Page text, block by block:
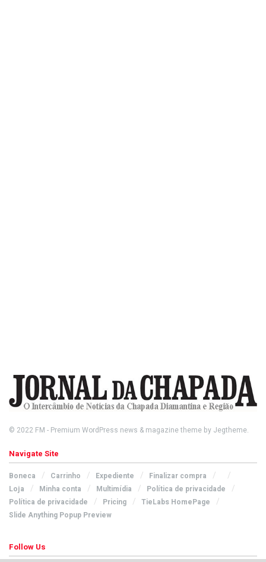
© 2022 FM - Premium WordPress news & magazine theme by Jegtheme.
Navigate Site
Boneca Carrinho Expediente
Finalizar compra
Loja
Minha conta Multimídia
Política de privacidade
Política de privacidade
Pricing
TieLabs HomePage
Slide Anything Popup Preview
Follow Us